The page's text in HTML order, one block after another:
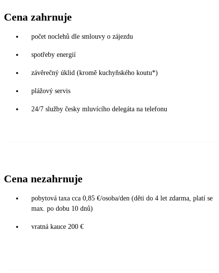
Cena zahrnuje
počet noclehů dle smlouvy o zájezdu
spotřeby energií
závěrečný úklid (kromě kuchyňského koutu*)
plážový servis
24/7 služby česky mluvícího delegáta na telefonu
Cena nezahrnuje
pobytová taxa cca 0,85 €/osoba/den (děti do 4 let zdarma, platí se
max. po dobu 10 dnů)
vratná kauce 200 €